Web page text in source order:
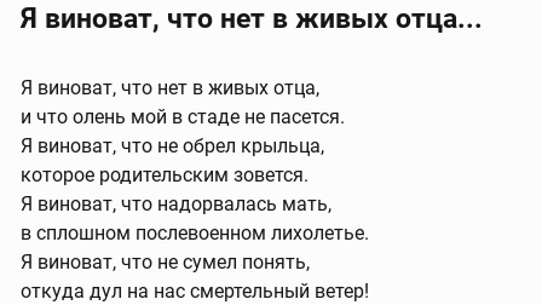
Я виноват, что нет в живых отца...
Я виноват, что нет в живых отца,
и что олень мой в стаде не пасется.
Я виноват, что не обрел крыльца,
которое родительским зовется.
Я виноват, что надорвалась мать,
в сплошном послевоенном лихолетье.
Я виноват, что не сумел понять,
откуда дул на нас смертельный ветер!